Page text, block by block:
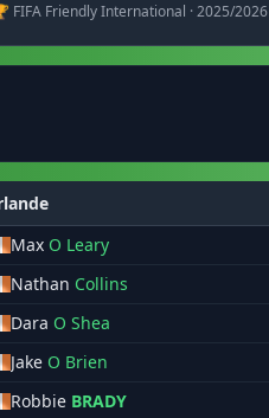
FIFA Friendly International · 2025/2026
Max O Leary
Nathan Collins
Dara O Shea
Jake O Brien
Robbie BRADY